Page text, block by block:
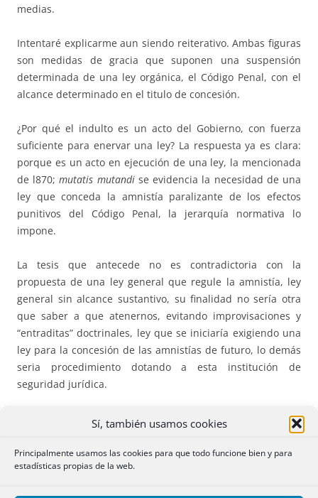
Sí, también usamos cookies
Principalmente usamos las cookies para que todo funcione bien y para
estadísticas propias de la web.
medias.
Intentaré explicarme aun siendo reiterativo. Ambas figuras
son medidas de gracia que suponen una suspensión
determinada de una ley orgánica, el Código Penal, con el
alcance determinado en el titulo de concesión.
¿Por qué el indulto es un acto del Gobierno, con fuerza
suficiente para enervar una ley? La respuesta ya es clara:
porque es un acto en ejecución de una ley, la mencionada
de l870;mutatis mutandise evidencia la necesidad de una
ley que conceda la amnistía paralizante de los efectos
punitivos del Código Penal, la jerarquía normativa lo
impone.
La tesis que antecede no es contradictoria con la
propuesta de una ley general que regule la amnistía, ley
general sin alcance sustantivo, su finalidad no sería otra
que saber a que atenernos, evitando improvisaciones y
“entraditas” doctrinales, ley que se iniciaría exigiendo una
ley para la concesión de las amnistías de futuro, lo demás
seria procedimiento dotando a esta institución de
seguridad jurídica.
III.- La sanción y autorización regia.